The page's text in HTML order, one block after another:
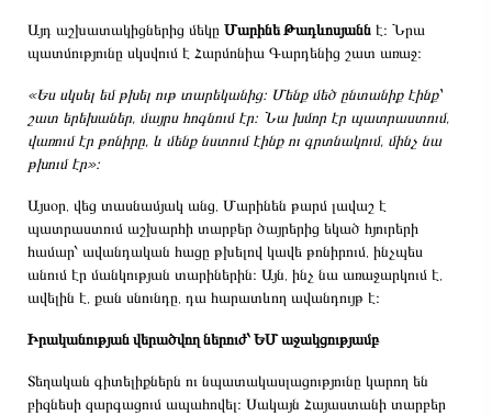
Այդ աշխատակիցներից մեկը Մարինե Թադևոսյանն է։ Նրա
պատմությունը սկսվում է Հարմոնիա Գարդենից շատ առաջ։
«Ես սկսել եմ թխել ութ տարեկանից։ Մենք մեծ ընտանիք էինք՝
շատ երեխաներ, մայրս հոգնում էր։ Նա խմոր էր պատրաստում,
վառում էր թոնիրը, և մենք նստում էինք ու գրտնակում, մինչ նա
թխում էր»։
Այսօր, վեց տասնամյակ անց, Մարինեն թարմ լավաշ է
պատրաստում աշխարհի տարբեր ծայրերից եկած հյուրերի
համար՝ ավանդական հացը թխելով կավե թոնիրում, ինչպես
անում էր մանկության տարիներին։ Այն, ինչ նա առաջարկում է,
ավելին է, քան սնունդը, դա հարատևող ավանդույթ է։
Իրականության վերածվող ներուժ՝ ԵՄ աջակցությամբ
Տեղական գիտելիքներն ու նպատակասլացությունը կարող են
բիզնեսի զարգացում ապահովել։ Սակայն Հայաստանի տարբեր